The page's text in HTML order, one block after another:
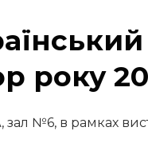
року
зал №6, в рамках